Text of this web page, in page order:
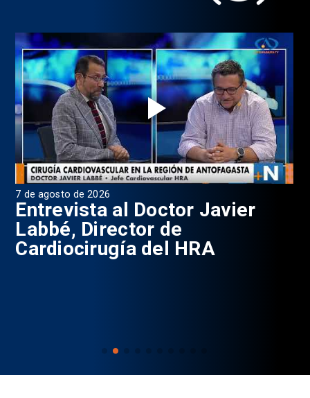
7 de agosto de 2026
Entrevista al Doctor Javier
Labbé, Director de
Cardiocirugía del HRA